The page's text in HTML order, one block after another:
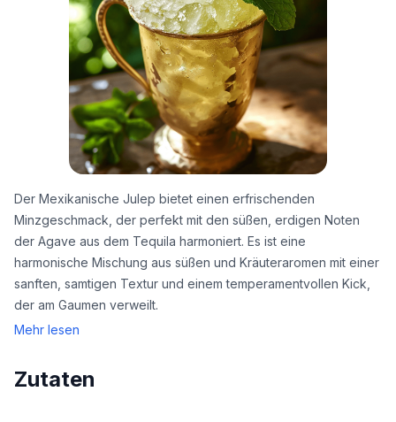
Der Mexikanische Julep bietet einen erfrischenden
Minzgeschmack, der perfekt mit den süßen, erdigen Noten
der Agave aus dem Tequila harmoniert. Es ist eine
harmonische Mischung aus süßen und Kräuteraromen mit einer
sanften, samtigen Textur und einem temperamentvollen Kick,
der am Gaumen verweilt.
Mehr lesen
Zutaten